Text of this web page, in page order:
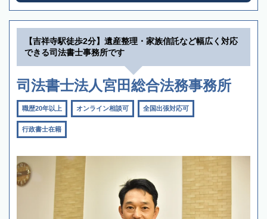
【吉祥寺駅徒歩2分】遺産整理・家族信託など幅広く対応
できる司法書士事務所です
司法書士法人宮田総合法務事務所
職歴20年以上 オンライン相談可 全国出張対応可
行政書士在籍